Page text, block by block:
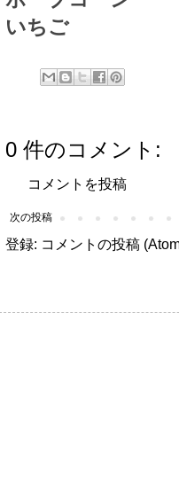
いちご
0 件のコメント:
コメントを投稿
次の投稿
登録: コメントの投稿